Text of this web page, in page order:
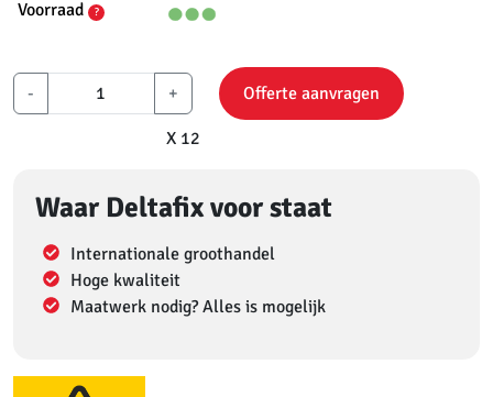
Voorraad
?
- +
X 12
Offerte aanvragen
Waar Deltafix voor staat
Internationale groothandel
Hoge kwaliteit
Maatwerk nodig? Alles is mogelijk